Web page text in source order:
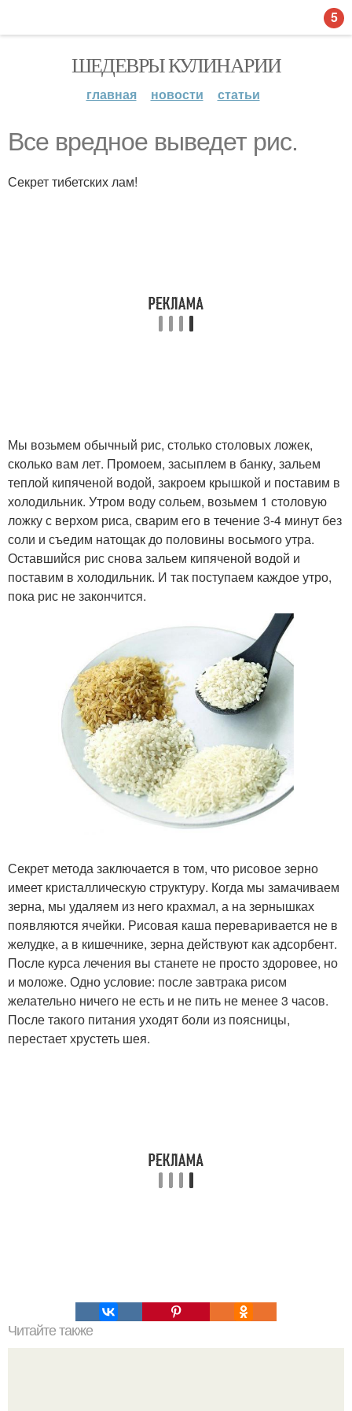
ШЕДЕВРЫ КУЛИНАРИИ
главная новости статьи
Все вредное выведет рис.
Секрет тибетских лам!
Мы возьмем обычный рис, столько столовых ложек,
сколько вам лет. Промоем, засыплем в банку, зальем
теплой кипяченой водой, закроем крышкой и поставим в
холодильник. Утром воду сольем, возьмем 1 столовую
ложку с верхом риса, сварим его в течение 3-4 минут без
соли и съедим натощак до половины восьмого утра.
Оставшийся рис снова зальем кипяченой водой и
поставим в холодильник. И так поступаем каждое утро,
пока рис не закончится.
Секрет метода заключается в том, что рисовое зерно
имеет кристаллическую структуру. Когда мы замачиваем
зерна, мы удаляем из него крахмал, а на зернышках
появляются ячейки. Рисовая каша переваривается не в
желудке, а в кишечнике, зерна действуют как адсорбент.
После курса лечения вы станете не просто здоровее, но
и моложе. Одно условие: после завтрака рисом
желательно ничего не есть и не пить не менее 3 часов.
После такого питания уходят боли из поясницы,
перестает хрустеть шея.
Читайте также
5